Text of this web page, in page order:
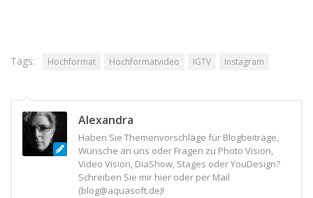
Tags: Hochformat Hochformatvideo IGTV Instagram
Alexandra
Haben Sie Themenvorschläge für Blogbeiträge,
Wünsche an uns oder Fragen zu Photo Vision,
Video Vision, DiaShow, Stages oder YouDesign?
Schreiben Sie mir hier oder per Mail
(blog@aquasoft.de)!